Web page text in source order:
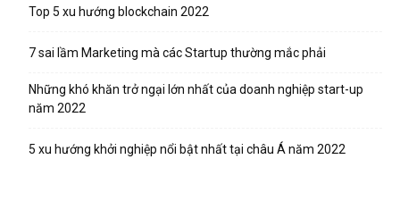
Top 5 xu hướng blockchain 2022
7 sai lầm Marketing mà các Startup thường mắc phải
Những khó khăn trở ngại lớn nhất của doanh nghiệp start-up
năm 2022
5 xu hướng khởi nghiệp nổi bật nhất tại châu Á năm 2022